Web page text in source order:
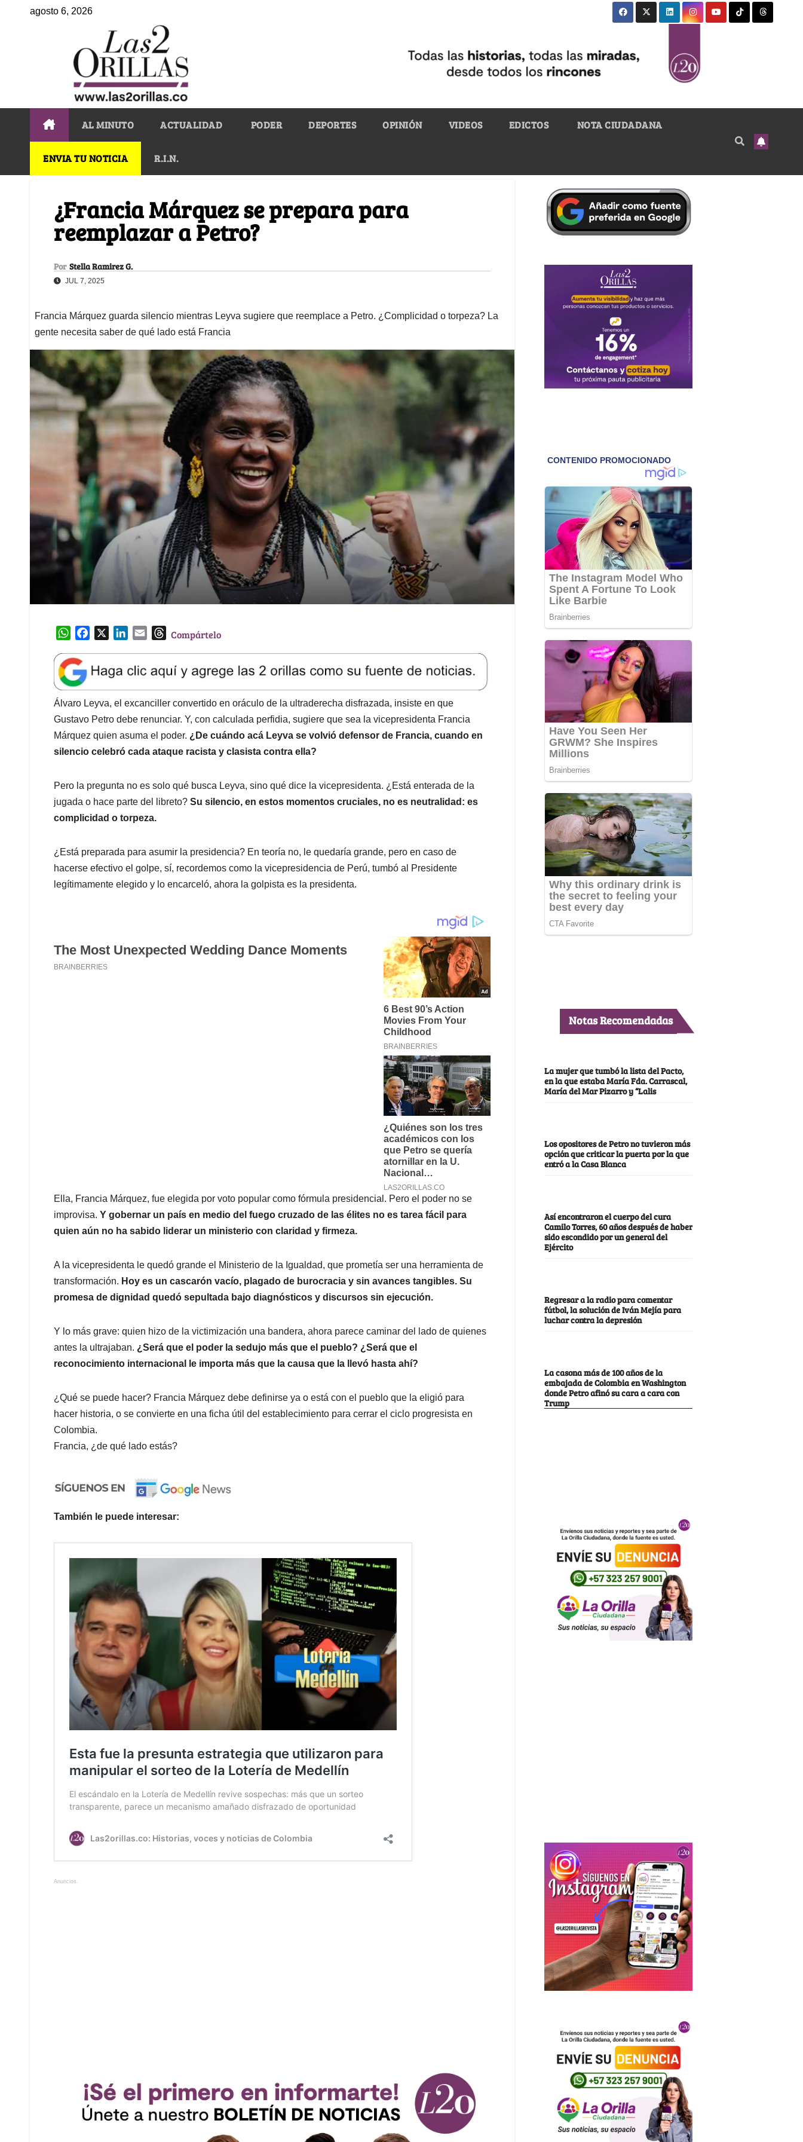
agosto 6, 2026
AL MINUTO ACTUALIDAD PODER DEPORTES OPINIÓN VIDEOS EDICTOS NOTA CIUDADANA
ENVIA TU NOTICIA R.I.N.
¿Francia Márquez se prepara para
reemplazar a Petro?
Por Stella Ramirez G.
JUL 7, 2025
Francia Márquez guarda silencio mientras Leyva sugiere que reemplace a Petro. ¿Complicidad o torpeza? La
gente necesita saber de qué lado está Francia
W
a
t
s
A
p
p
e
b
o
o
k
k
e
d
I
n
l
T
e
a
d
s
Compártelo
Álvaro Leyva, el excanciller convertido en oráculo de la ultraderecha disfrazada, insiste en que
Gustavo Petro debe renunciar. Y, con calculada perfidia, sugiere que sea la vicepresidenta Francia
Márquez quien asuma el poder. ¿De cuándo acá Leyva se volvió defensor de Francia, cuando en
silencio celebró cada ataque racista y clasista contra ella?
Pero la pregunta no es solo qué busca Leyva, sino qué dice la vicepresidenta. ¿Está enterada de la
jugada o hace parte del libreto? Su silencio, en estos momentos cruciales, no es neutralidad: es
complicidad o torpeza.
¿Está preparada para asumir la presidencia? En teoría no, le quedaría grande, pero en caso de
hacerse efectivo el golpe, sí, recordemos como la vicepresidencia de Perú, tumbó al Presidente
legítimamente elegido y lo encarceló, ahora la golpista es la presidenta.
Ella, Francia Márquez, fue elegida por voto popular como fórmula presidencial. Pero el poder no se
improvisa. Y gobernar un país en medio del fuego cruzado de las élites no es tarea fácil para
quien aún no ha sabido liderar un ministerio con claridad y firmeza.
A la vicepresidenta le quedó grande el Ministerio de la Igualdad, que prometía ser una herramienta de
transformación. Hoy es un cascarón vacío, plagado de burocracia y sin avances tangibles. Su
promesa de dignidad quedó sepultada bajo diagnósticos y discursos sin ejecución.
Y lo más grave: quien hizo de la victimización una bandera, ahora parece caminar del lado de quienes
antes la ultrajaban. ¿Será que el poder la sedujo más que el pueblo? ¿Será que el
reconocimiento internacional le importa más que la causa que la llevó hasta ahí?
¿Qué se puede hacer? Francia Márquez debe definirse ya o está con el pueblo que la eligió para
hacer historia, o se convierte en una ficha útil del establecimiento para cerrar el ciclo progresista en
Colombia.
Francia, ¿de qué lado estás?
También le puede interesar:
Anuncios.
Notas Recomendadas
La mujer que tumbó la lista del Pacto,
en la que estaba María Fda. Carrascal,
María del Mar Pizarro y “Lalis
Los opositores de Petro no tuvieron más
opción que criticar la puerta por la que
entró a la Casa Blanca
Así encontraron el cuerpo del cura
Camilo Torres, 60 años después de haber
sido escondido por un general del
Ejército
Regresar a la radio para comentar
fútbol, la solución de Iván Mejía para
luchar contra la depresión
La casona más de 100 años de la
embajada de Colombia en Washington
donde Petro afinó su cara a cara con
Trump